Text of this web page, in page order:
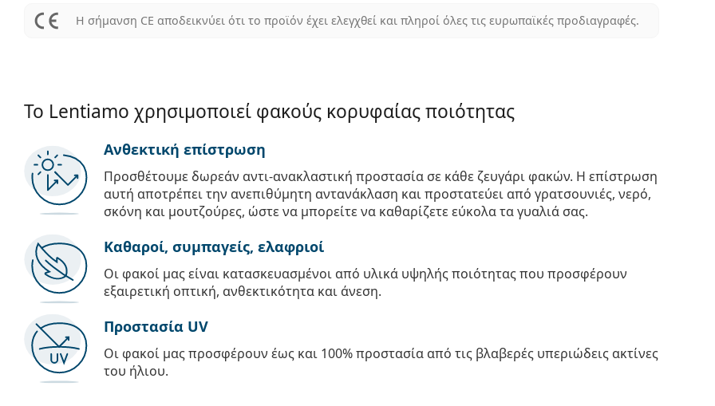
Η σήμανση CE αποδεικνύει ότι το προϊόν έχει ελεγχθεί και πληροί όλες τις ευρωπαϊκές προδιαγραφές.
Το Lentiamo χρησιμοποιεί φακούς κορυφαίας ποιότητας
Ανθεκτική επίστρωση
Προσθέτουμε δωρεάν αντι-ανακλαστική προστασία σε κάθε ζευγάρι φακών. Η επίστρωση
αυτή αποτρέπει την ανεπιθύμητη αντανάκλαση και προστατεύει από γρατσουνιές, νερό,
σκόνη και μουτζούρες, ώστε να μπορείτε να καθαρίζετε εύκολα τα γυαλιά σας.
Καθαροί, συμπαγείς, ελαφριοί
Οι φακοί μας είναι κατασκευασμένοι από υλικά υψηλής ποιότητας που προσφέρουν
εξαιρετική οπτική, ανθεκτικότητα και άνεση.
Προστασία UV
Οι φακοί μας προσφέρουν έως και 100% προστασία από τις βλαβερές υπεριώδεις ακτίνες
του ήλιου.